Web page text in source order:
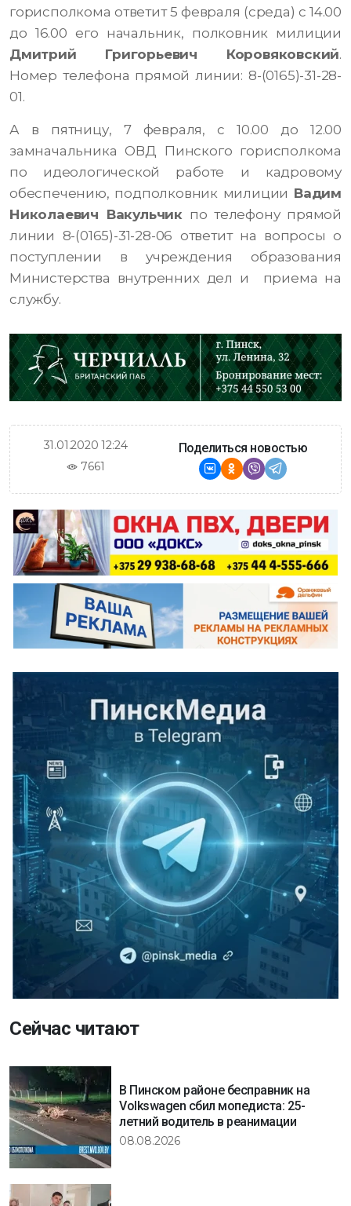
горисполкома ответит 5 февраля (среда) с 14.00
до 16.00 его начальник, полковник милиции
Дмитрий Григорьевич Коровяковский.
Номер телефона прямой линии: 8-(0165)-31-28-
01.
А в пятницу, 7 февраля, с 10.00 до 12.00
замначальника ОВД Пинского горисполкома
по идеологической работе и кадровому
обеспечению, подполковник милиции Вадим
Николаевич Вакульчикпо телефону прямой
линии 8-(0165)-31-28-06 ответит на вопросы о
поступлении в учреждения образования
Министерства внутренних дел и приема на
службу.
31.01.2020 12:24
7661
Поделиться новостью
Сейчас читают
В Пинском районе бесправник на
Volkswagen сбил мопедиста: 25-
летний водитель в реанимации
08.08.2026